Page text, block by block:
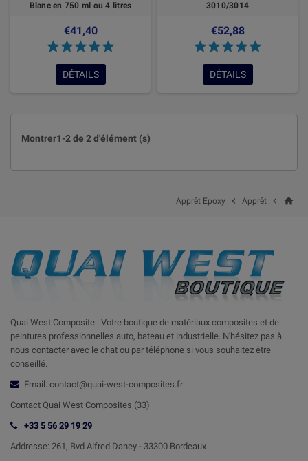
Blanc en 750 ml ou 4 litres
€41,40
DÉTAILS
3010/3014
€52,88
DÉTAILS
Montrer1-2 de 2 d'élément (s)
home

Apprêt

Apprêt Epoxy
Quai West Composite : Votre boutique de matériaux composites et de
peintures professionnelles auto, bateau et industrielle. N'hésitez pas à
nous contacter avec le chat ou par téléphone si vous souhaitez être
conseillé.
Email: contact@quai-west-composites.fr
Contact Quai West Composites (33)
+33 5 56 29 19 29
Addresse: 261, Bvd Alfred Daney - 33300 Bordeaux